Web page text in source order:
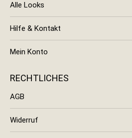
Alle Looks
Hilfe & Kontakt
Mein Konto
RECHTLICHES
AGB
Widerruf